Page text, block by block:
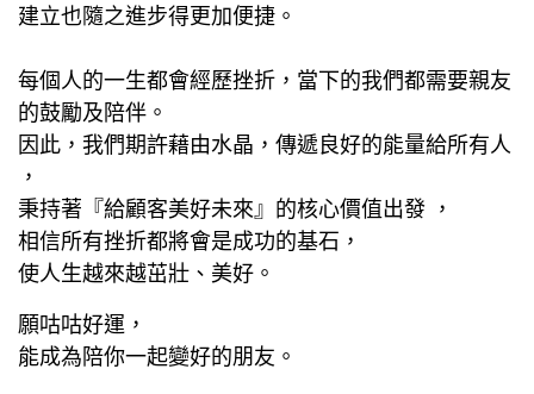
建立也隨之進步得更加便捷。
每個人的一生都會經歷挫折，當下的我們都需要親友
的鼓勵及陪伴。
因此，我們期許藉由水晶，傳遞良好的能量給所有人
，
秉持著『給顧客美好未來』的核心價值出發 ，
相信所有挫折都將會是成功的基石，
使人生越來越茁壯、美好。
願咕咕好運，
能成為陪你一起變好的朋友。